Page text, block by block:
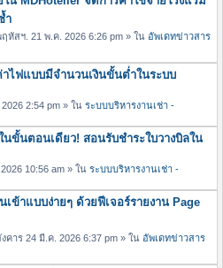
ำ
หัสฯ. 21 พ.ค. 2026 6:26 pm » ใน อัพเดทข่าวสาร
ไฟแบบมีจำนวนเงินขั้นต่ำในระบบ
2:54 pm » ใน ระบบบริหารงานเช่า -
นขั้นตอนเดียว! สอนรับชำระใบวางบิลใน
10:56 am » ใน ระบบบริหารงานเช่า -
เข้าแบบง่ายๆ ด้วยฟีเจอร์รายงาน Page
คาร 24 มี.ค. 2026 6:37 pm » ใน อัพเดทข่าวสาร